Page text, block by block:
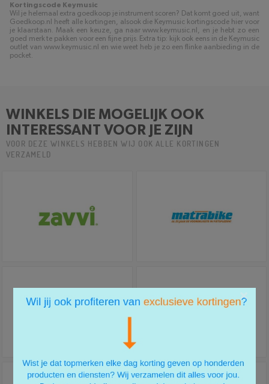
Kortingscode Keymusic
Wil je helemaal extra goedkoop je instrument scoren? Dat komt goed uit, want
Goedkoop.nl heeft alle kortingen, alsook die Keymusic kortingscode hier voor
je klaarstaan. Maak een keuze, ga naar www.keymusic.nl, en je hebt zo een
goed merk te pakken voor een fijne prijs. Extra tip: kijk ook eens in de Keymusic
outlet van www.keymusic.nl en wie weet heb je zo een flinke aanbieding in de
pocket.
WINKELS DIE MOGELIJK OOK
INTERESSANT VOOR JE ZIJN
VOOR DEZE WINKELS HEBBEN WIJ OOK ALLE KORTINGEN
VERZAMELD
×